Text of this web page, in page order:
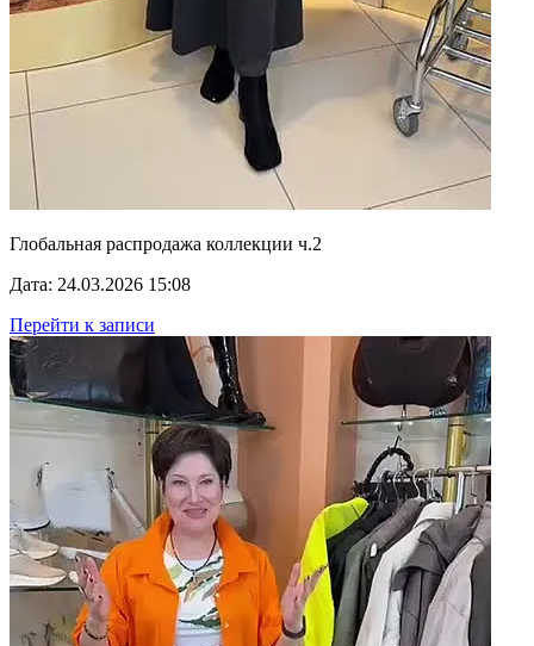
Глобальная распродажа коллекции ч.2
Дата: 24.03.2026 15:08
Перейти к записи